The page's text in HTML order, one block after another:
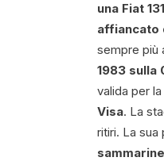
una Fiat
affiancato
sempre più
1983 sulla
valida per la
Visa. La
ritiri. La sua